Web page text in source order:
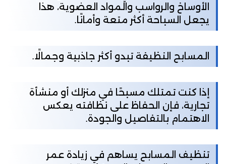
الأوساخ والرواسب والمواد العضوية، هذا
يجعل السباحة أكثر متعة وأمانًا.
المسابح النظيفة تبدو أكثر جاذبية وجمالًا.
إذا كنت تمتلك مسبحًا في منزلك أو منشأة
تجارية، فإن الحفاظ على نظافته يعكس
الاهتمام بالتفاصيل والجودة.
تنظيف المسابح يساهم في زيادة عمر